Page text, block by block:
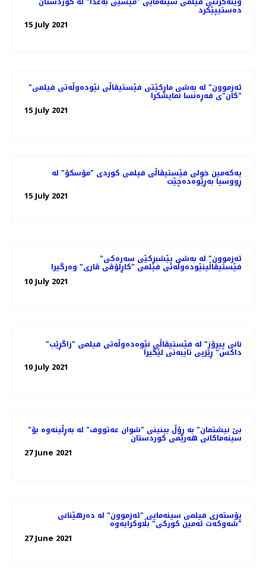
دەستیپێکرد
15 July 2021
"ئەزموون" لە به‌شی ماڕکێتی فێستیڤاڵی نێوده‌وڵه‌تی فیلمی
"کان"ی فه‌ڕه‌نسا نمایشکرا
15 July 2021
یەکەمین خولی فێستیڤاڵی فیلمی کوردی "مۆسکۆ" لە
ڕووسیا بەڕێوەدەچێت
15 July 2021
"ئەزموون" لە به‌شی پێشبڕکێی سه‌ره‌کی
فێستیڤاڵینێوده‌وڵه‌تی فیلمی "کاڕلۆڤی ڤاری" وه‌رگیرا
10 July 2021
"نانی پیرۆز" لە فێستیڤاڵی نێوەدەوڵەتی فیلمی "زاگڕێب
داکس" ڕێزیی تایبەتی لێگیرا
10 July 2021
"بێ نیشتمان" بە ڕۆڵ بینینی "شوان عەتووف" لە بەڕڵینەوە بۆ
سینەماکانی هەرێمی کوردستان
27 June 2021
پۆسته‌ری فیلمی سینەمایی "ئەزموون" لە دەرهێنانی
"شەوکەت ئەمین کورکی" بڵاوکرایەوە
27 June 2021